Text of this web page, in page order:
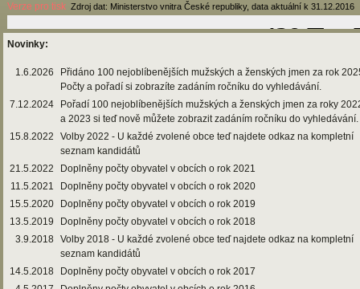
Verze pro tisk Zdroj dat: Ministerstvo vnitra České republiky, data aktuální k 31.12.2016
Novinky:
1.6.2026
Přidáno 100 nejoblíbenějších mužských a ženských jmen za rok
Počty a pořadí si zobrazíte zadáním ročníku do vyhledávání.
7.12.2024
Pořadí 100 nejoblíbenějších mužských a ženských jmen za roky
a 2023 si teď nově můžete zobrazit zadáním ročníku do vyhledávání.
15.8.2022
Volby 2022 - U každé zvolené obce teď najdete odkaz na kompletní
seznam kandidátů
21.5.2022
Doplněny počty obyvatel v obcích o rok 2021
11.5.2021
Doplněny počty obyvatel v obcích o rok 2020
15.5.2020
Doplněny počty obyvatel v obcích o rok 2019
13.5.2019
Doplněny počty obyvatel v obcích o rok 2018
3.9.2018 Volby 2018 - U každé zvolené obce teď najdete odkaz na kompletní
seznam kandidátů
14.5.2018
Doplněny počty obyvatel v obcích o rok 2017